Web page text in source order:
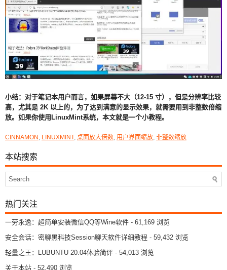
小结：对于笔记本用户而言，如果屏幕不大（12-15 寸），但是分辨率比较
高，尤其是 2K 以上的，为了达到满意的显示效果，就需要用到非整数倍缩
放。如果你使用LinuxMint系统，本文就是一个小教程。
CINNAMON , LINUXMINT, 桌面放大倍数, 用户界面缩放, 非整数缩放
本站搜索
热门关注
一劳永逸：超简单安装微信QQ等Wine软件 - 61,169 浏览
安全会话：密聊黑科技Session聊天软件详细教程 - 59,432 浏览
轻量之王：LUBUNTU 20.04体验简评 - 54,013 浏览
关于本站 - 52,490 浏览